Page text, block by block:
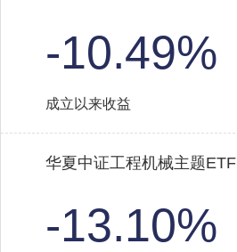
-10.49%
成立以来收益
华夏中证工程机械主题ETF
-13.10%